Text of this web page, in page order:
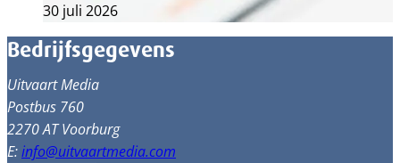
30 juli 2026
Bedrijfsgegevens
Uitvaart Media
Postbus 760
2270 AT Voorburg
E:info@uitvaartmedia.com